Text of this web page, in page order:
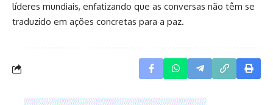
líderes mundiais, enfatizando que as conversas não têm se
traduzido em ações concretas para a paz.